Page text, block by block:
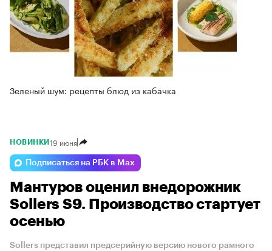
Зеленый шум: рецепты блюд из кабачка
НОВИНКИ 19 июня
Подписаться на РБК в Max
Мантуров оценил внедорожник
Sollers S9. Производство стартует
осенью
Sollers представил предсерийную версию нового рамного